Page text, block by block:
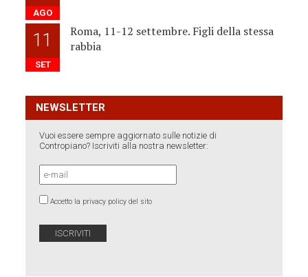
AGO
11
SET
Roma, 11-12 settembre. Figli della stessa
rabbia
NEWSLETTER
Vuoi essere sempre aggiornato sulle notizie di
Contropiano? Iscriviti alla nostra newsletter:
Accetto la privacy policy del sito